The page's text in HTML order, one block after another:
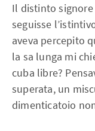
Il distinto signore
seguisse
aveva percepito
la sa lunga mi
cuba libre?
superata, un
dimenticatoio